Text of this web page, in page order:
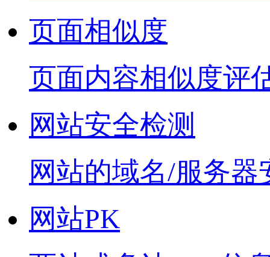
页面相似度
页面内容相似度评
网站安全检测
网站的域名/服务器
网站PK